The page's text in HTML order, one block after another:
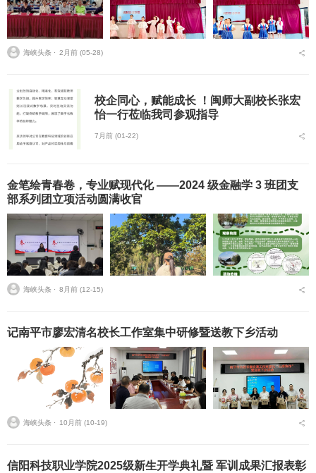
海峡头条 ⋅ 2月前 (05-28)
校企同心，赋能成长 ！闽师大副校长张宏
怡一行莅临我司参观指导
7月前 (01-22)
金笔绘青春卷，专业赋现代化 ——2024 级金融学 3 班团支
部系列团立项活动圆满收官
海峡头条 ⋅ 8月前 (12-15)
记南平市廖宏清名校长工作室集中研修暨送教下乡活动
海峡头条 ⋅ 10月前 (10-19)
信阳科技职业学院2025级新生开学典礼暨 军训成果汇报表彰